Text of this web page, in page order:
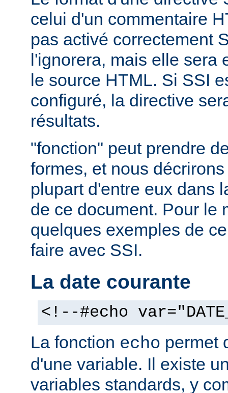
celui d'un commentaire
pas activé correctement
l'ignorera, mais elle sera
le source HTML. Si SSI
configuré, la directive
résultats.
"fonction" peut prendre
formes, et nous
plupart d'entre eux dans
de ce document. Pour le
quelques exemples de
faire avec SSI.
La date courante
<!--#echo
La fonction echo permet
d'une variable. Il existe
variables standards, y